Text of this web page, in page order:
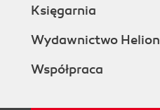
Księgarnia
Wydawnictwo Helion
Współpraca